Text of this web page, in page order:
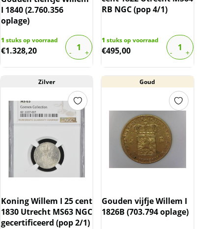
I 1840 (2.760.356
oplage)
1 stuks op voorraad
€1.328,20
RB NGC (pop 4/1)
1 stuks op voorraad
€495,00
Zilver
Koning Willem I 25 cent
1830 Utrecht MS63 NGC
gecertificeerd (pop 2/1)
Goud
Gouden vijfje Willem I
1826B (703.794 oplage)